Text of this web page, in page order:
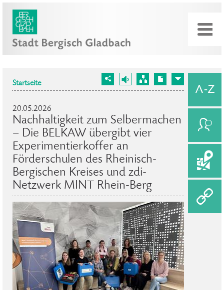
Startseite
20.05.2026
Nachhaltigkeit zum Selbermachen
– Die BELKAW übergibt vier
Experimentierkoffer an
Förderschulen des Rheinisch-
Bergischen Kreises und zdi-
Netzwerk MINT Rhein-Berg